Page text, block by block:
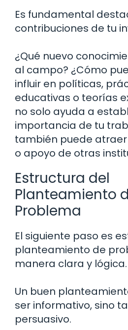
Es fundamental
contribuciones de tu
¿Qué nuevo
al campo? ¿Cómo
influir en políticas,
educativas o teorías
no solo ayuda a
importancia de tu
también puede
o apoyo de otras
Estructura del
Planteamiento
Problema
El siguiente paso es
planteamiento de
manera clara y lógica.
Un buen
ser informativo, sino
persuasivo.